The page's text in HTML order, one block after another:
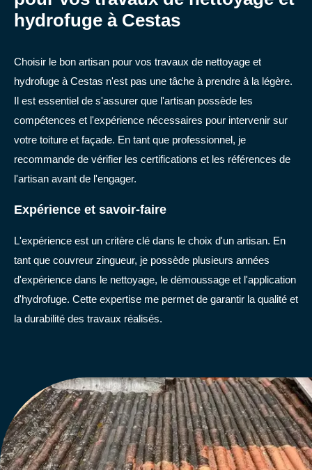
hydrofuge à Cestas
Choisir le bon artisan pour vos travaux de nettoyage et
hydrofuge à Cestas n'est pas une tâche à prendre à la légère.
Il est essentiel de s'assurer que l'artisan possède les
compétences et l'expérience nécessaires pour intervenir sur
votre toiture et façade. En tant que professionnel, je
recommande de vérifier les certifications et les références de
l'artisan avant de l'engager.
Expérience et savoir-faire
L'expérience est un critère clé dans le choix d'un artisan. En
tant que couvreur zingueur, je possède plusieurs années
d'expérience dans le nettoyage, le démoussage et l'application
d'hydrofuge. Cette expertise me permet de garantir la qualité et
la durabilité des travaux réalisés.